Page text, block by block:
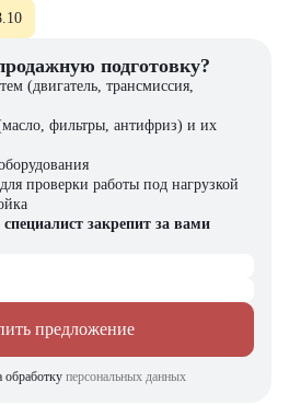
420 л.с.] можно приобрести в
дилере спецтехники. Мы
и оригинальные запчасти
по доступной цене!
подготовку?
(двигатель, трансмиссия,
фильтры, антифриз) и их
проверки работы под нагрузкой
закрепит за вами
предложение
обработку персональных данных